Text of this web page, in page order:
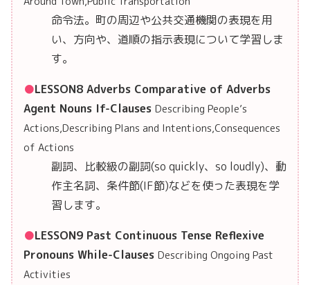
命令法。町の周辺や公共交通機関の表現を用
い、方向や、道順の指示表現について学習しま
す。
LESSON8 Adverbs Comparative of Adverbs
Agent Nouns If-Clauses Describing People’s
Actions,Describing Plans and Intentions,Consequences
of Actions
副詞、比較級の副詞(so quickly、so loudly)、動
作主名詞、条件節(IF節)などを使った表現を学
習します。
LESSON9 Past Continuous Tense Reflexive
Pronouns While-Clauses Describing Ongoing Past
Activities